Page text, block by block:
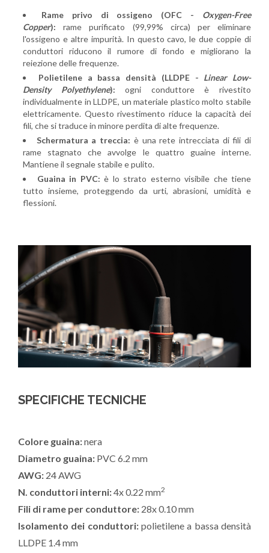
Rame privo di ossigeno (OFC - Oxygen-Free
Copper): rame purificato (99,99% circa) per eliminare
l'ossigeno e altre impurità. In questo cavo, le due coppie di
conduttori riducono il rumore di fondo e migliorano la
reiezione delle frequenze.
Polietilene a bassa densità (LLDPE - Linear Low-
Density Polyethylene): ogni conduttore è rivestito
individualmente in LLDPE, un materiale plastico molto stabile
elettricamente. Questo rivestimento riduce la capacità dei
fili, che si traduce in minore perdita di alte frequenze.
Schermatura a treccia: è una rete intrecciata di fili di
rame stagnato che avvolge le quattro guaine interne.
Mantiene il segnale stabile e pulito.
Guaina in PVC: è lo strato esterno visibile che tiene
tutto insieme, proteggendo da urti, abrasioni, umidità e
flessioni.
SPECIFICHE TECNICHE
Colore guaina:nera
Diametro guaina: PVC 6.2 mm
AWG: 24 AWG
N. conduttori interni:4x 0.22 mm2
Fili di rame per conduttore: 28x 0.10 mm
Isolamento dei conduttori:polietilene a bassa densità
LLDPE 1.4 mm